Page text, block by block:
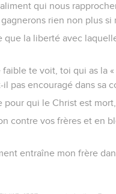
qui nous
rien non plus si
la liberté avec
faible te voit, toi qui as la
il pas encouragé dans sa
qui le Christ est
contre vos frères et en
entraîne mon frère